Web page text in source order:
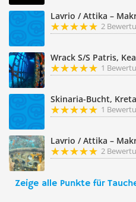
Lavrio / Attika –
2
Wrack S/S Patris, Kea
1
Skinaria-Bucht, Kreta
1
Lavrio / Attika –
2
Zeige alle Punkte für